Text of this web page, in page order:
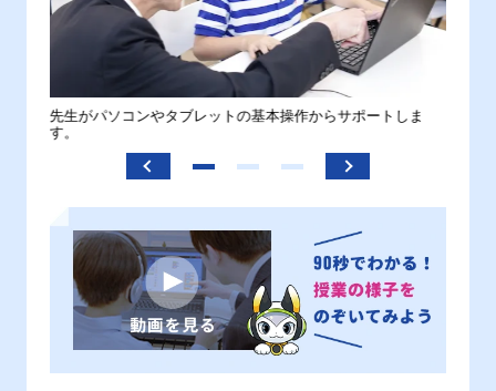
先生がパソコンやタブレットの基本操作からサポートしま
す。